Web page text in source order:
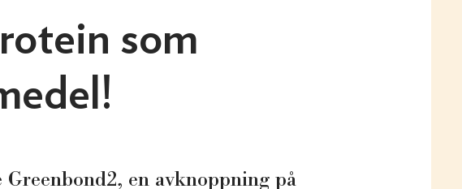
som
Greenbond2, en avknoppning på